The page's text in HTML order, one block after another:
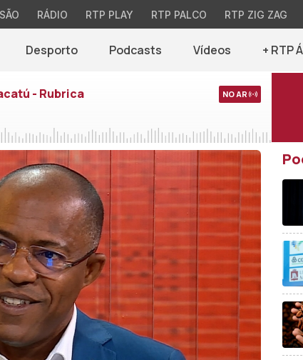
RÁDIO RTP PLAY RTP PALCO RTP ZIG ZAG
Desporto Podcasts Vídeos + RTP
- Rubrica NO AR